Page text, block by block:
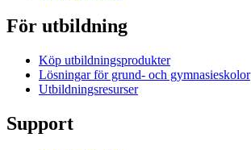
För utbildning
Köp utbildningsprodukter
Lösningar för grund- och gymnasieskolor
Utbildningsresurser
Support